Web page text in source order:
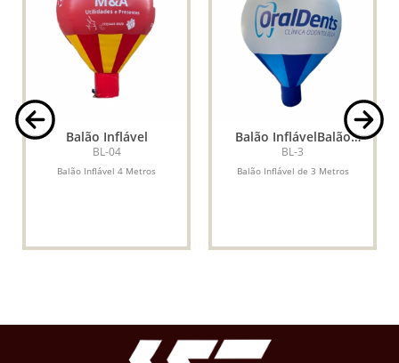
Balão Inflável
BL-04
Balão Inflável 4 Metros
Balão InflávelBalão
Inflável de 3 Metros
BL-3
Balão Inflável de 3 Metros